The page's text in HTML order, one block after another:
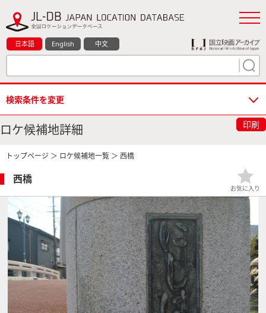
日本語 English 中文
検索条件を変更
ロケ候補地詳細 印刷
トップページ ＞ ロケ候補地一覧 ＞ 西橋
西橋
お気に入り